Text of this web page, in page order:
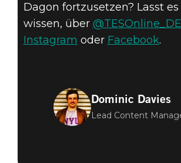
Dagon fortzusetzen? Lasst es
wissen, über @TESOnline_DE
Instagram oder Facebook.
Dominic Davies
Lead Content